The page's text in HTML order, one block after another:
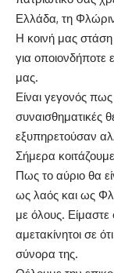
Ελλάδα, τη
Η κοινή μας
για οποιονδήποτε
μας.
Είναι γεγονός
συναισθηματικές
εξυπηρετούσαν
Σήμερα
Πως το αύριο θα
ως λαός και ως
με όλους. Είμαστε
αμετακίνητοι σε
σύνορα της.